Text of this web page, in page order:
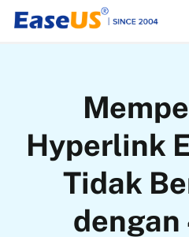
Hyperlink
Tidak
dengan